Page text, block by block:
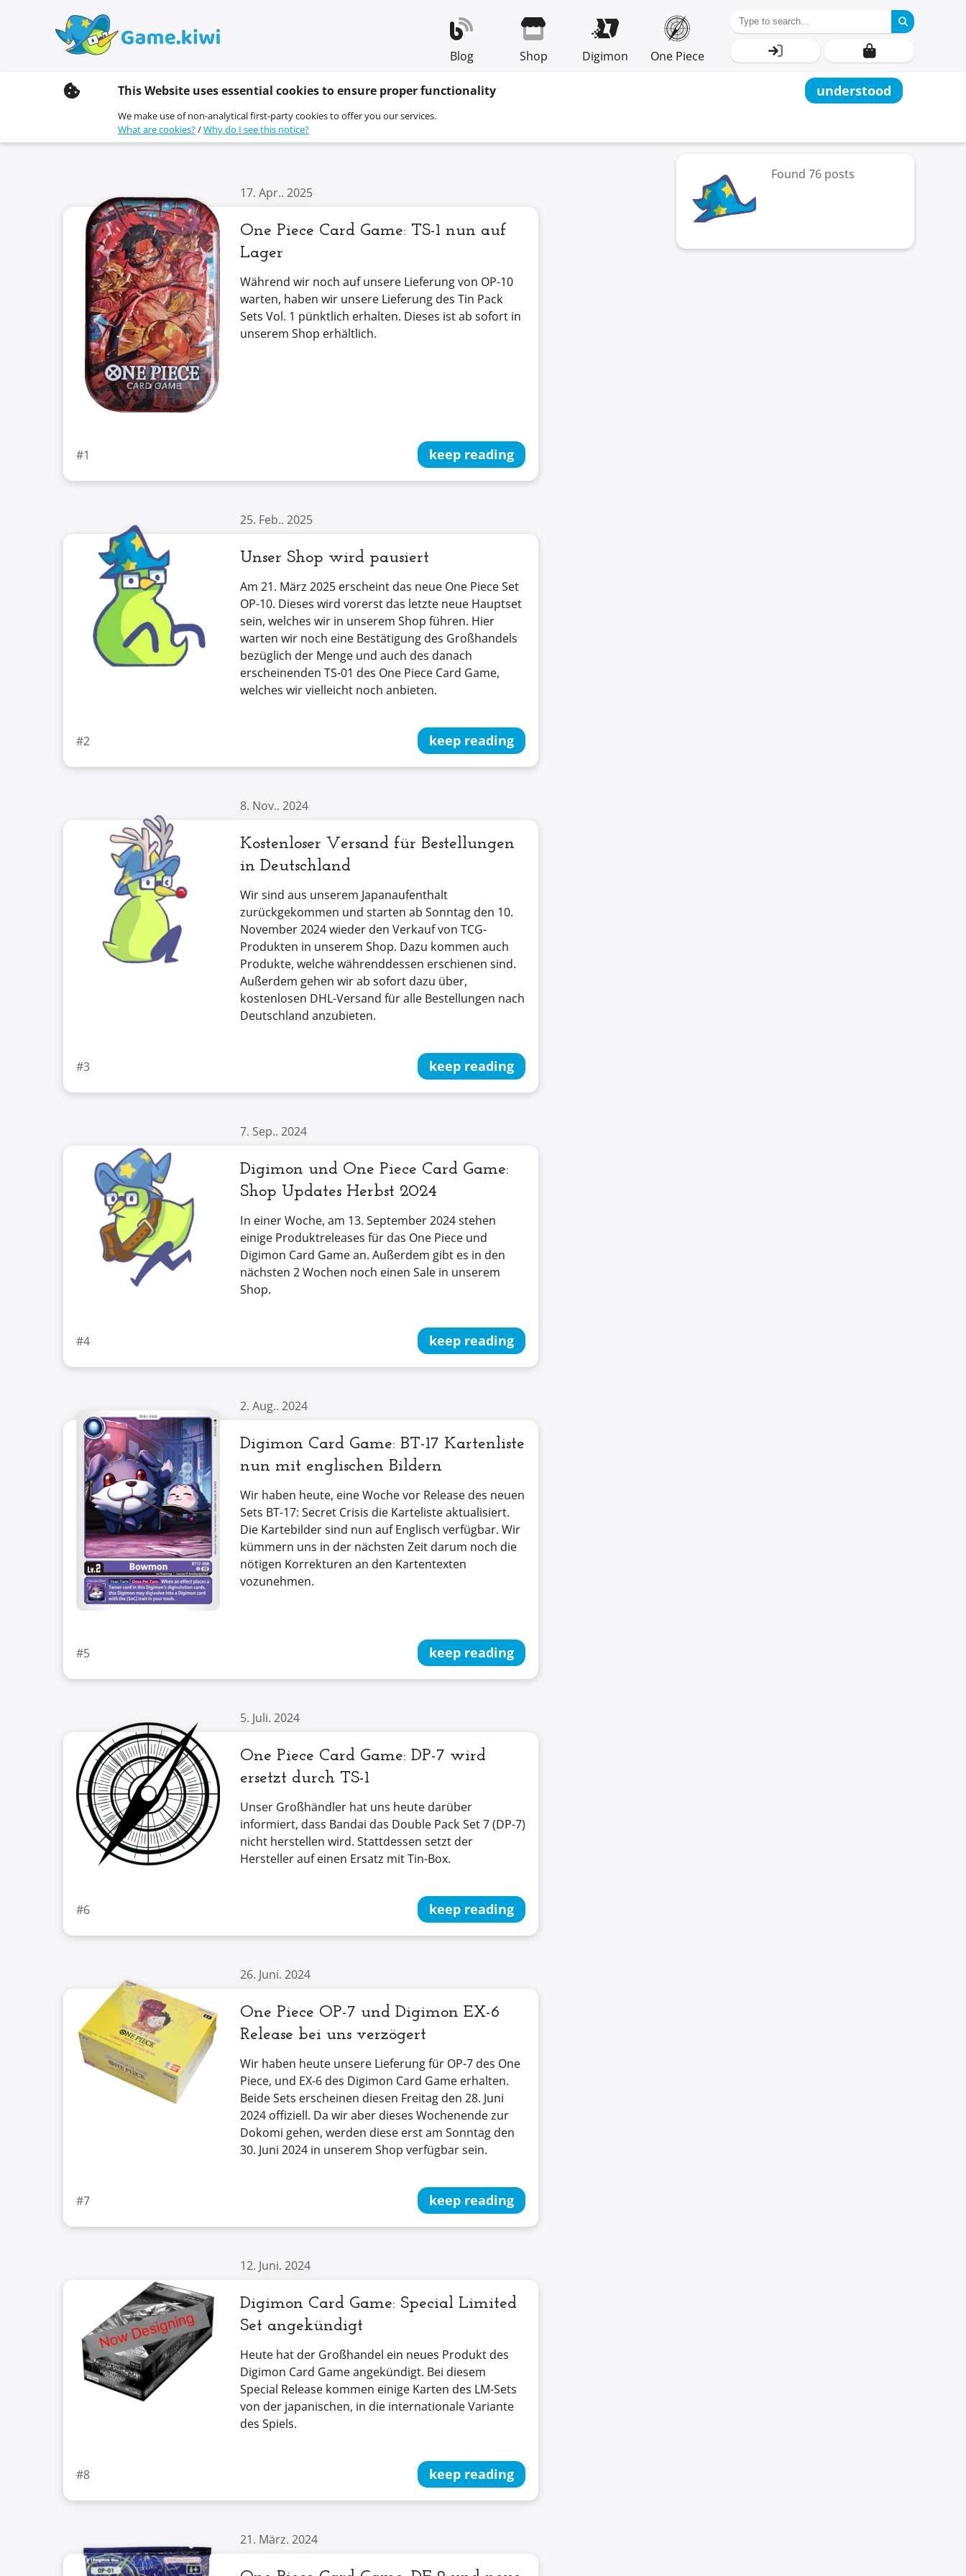
o
Blog Shop Digimon One Piece
This Website uses essential cookies to ensure proper functionality understood
We make use of non-analytical first-party cookies to offer you our services.
What are cookies?/Why do I see this notice?
17. Apr.. 2025
One Piece Card Game: TS-1 nun auf
Lager
Während wir noch auf unsere Lieferung von OP-10
warten, haben wir unsere Lieferung des Tin Pack
Sets Vol. 1 pünktlich erhalten. Dieses ist ab sofort in
unserem Shop erhältlich.
#1 keep reading
25. Feb.. 2025
Unser Shop wird pausiert
Am 21. März 2025 erscheint das neue One Piece Set
OP-10. Dieses wird vorerst das letzte neue Hauptset
sein, welches wir in unserem Shop führen. Hier
warten wir noch eine Bestätigung des Großhandels
bezüglich der Menge und auch des danach
erscheinenden TS-01 des One Piece Card Game,
welches wir vielleicht noch anbieten.
#2 keep reading
8. Nov.. 2024
Kostenloser Versand für Bestellungen
in Deutschland
Wir sind aus unserem Japanaufenthalt
zurückgekommen und starten ab Sonntag den 10.
November 2024 wieder den Verkauf von TCG-
Produkten in unserem Shop. Dazu kommen auch
Produkte, welche währenddessen erschienen sind.
Außerdem gehen wir ab sofort dazu über,
kostenlosen DHL-Versand für alle Bestellungen nach
Deutschland anzubieten.
#3 keep reading
7. Sep.. 2024
Digimon und One Piece Card Game:
Shop Updates Herbst 2024
In einer Woche, am 13. September 2024 stehen
einige Produktreleases für das One Piece und
Digimon Card Game an. Außerdem gibt es in den
nächsten 2 Wochen noch einen Sale in unserem
Shop.
#4 keep reading
2. Aug.. 2024
Digimon Card Game: BT-17 Kartenliste
nun mit englischen Bildern
Wir haben heute, eine Woche vor Release des neuen
Sets BT-17: Secret Crisis die Karteliste aktualisiert.
Die Kartebilder sind nun auf Englisch verfügbar. Wir
kümmern uns in der nächsten Zeit darum noch die
nötigen Korrekturen an den Kartentexten
vozunehmen.
#5 keep reading
5. Juli. 2024
One Piece Card Game: DP-7 wird
ersetzt durch TS-1
Unser Großhändler hat uns heute darüber
informiert, dass Bandai das Double Pack Set 7 (DP-7)
nicht herstellen wird. Stattdessen setzt der
Hersteller auf einen Ersatz mit Tin-Box.
#6 keep reading
26. Juni. 2024
One Piece OP-7 und Digimon EX-6
Release bei uns verzögert
Wir haben heute unsere Lieferung für OP-7 des One
Piece, und EX-6 des Digimon Card Game erhalten.
Beide Sets erscheinen diesen Freitag den 28. Juni
2024 offiziell. Da wir aber dieses Wochenende zur
Dokomi gehen, werden diese erst am Sonntag den
30. Juni 2024 in unserem Shop verfügbar sein.
#7 keep reading
12. Juni. 2024
Digimon Card Game: Special Limited
Set angekündigt
Heute hat der Großhandel ein neues Produkt des
Digimon Card Game angekündigt. Bei diesem
Special Release kommen einige Karten des LM-Sets
von der japanischen, in die internationale Variante
des Spiels.
#8 keep reading
21. März. 2024
Found 76 posts